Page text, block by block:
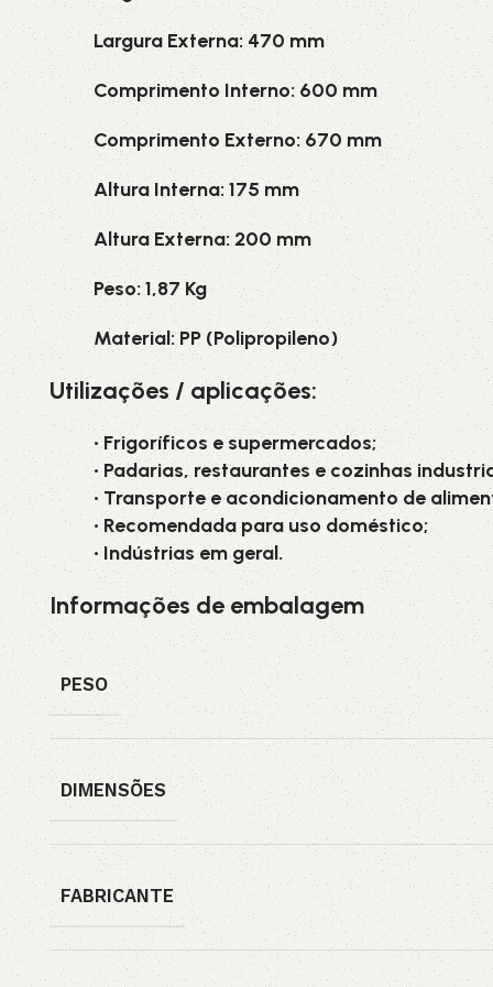
Largura Externa: 470 mm
Comprimento Interno: 600 mm
Comprimento Externo: 670 mm
Altura Interna: 175 mm
Altura Externa: 200 mm
Peso: 1,87 Kg
Material: PP (Polipropileno)
Utilizações / aplicações:
• Frigoríficos e supermercados;
• Padarias, restaurantes e cozinhas
• Transporte e acondicionamento de
• Recomendada para uso doméstico;
• Indústrias em geral.
Informações de embalagem
PESO
DIMENSÕES
FABRICANTE